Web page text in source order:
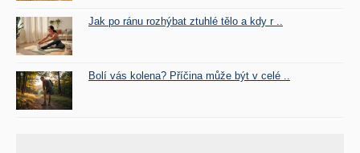
Jak po ránu rozhýbat ztuhlé tělo a kdy r ..
Bolí vás kolena? Příčina může být v celé ..